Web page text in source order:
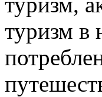
туризм в